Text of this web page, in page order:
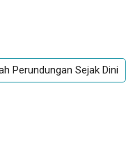
Perundungan Sejak Dini